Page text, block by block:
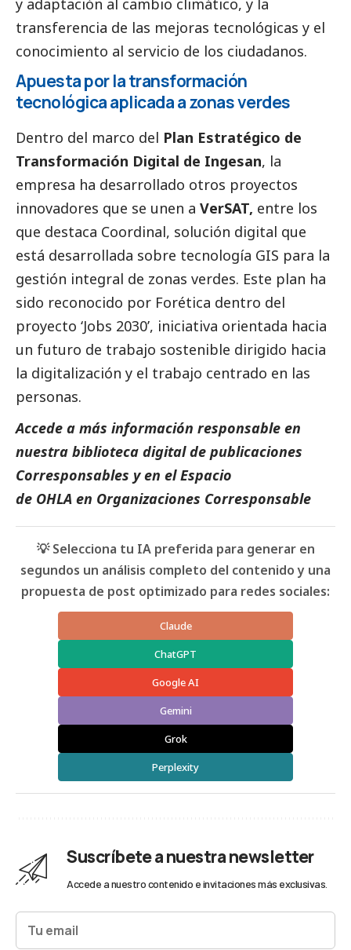
transferencia de las mejoras tecnológicas y el
conocimiento al servicio de los ciudadanos.
Apuesta por la transformación
tecnológica aplicada a zonas verdes
Dentro del marco del Plan Estratégico de
Transformación Digital de Ingesan, la
empresa ha desarrollado otros proyectos
innovadores que se unen a VerSAT, entre los
que destaca Coordinal, solución digital que
está desarrollada sobre tecnología GIS para la
gestión integral de zonas verdes. Este plan ha
sido reconocido por Forética dentro del
proyecto ‘Jobs 2030’, iniciativa orientada hacia
un futuro de trabajo sostenible dirigido hacia
la digitalización y el trabajo centrado en las
personas.
Accede a más información responsable en
nuestra biblioteca digital de publicaciones
Corresponsables y en el Espacio
de OHLA en Organizaciones Corresponsable
💡 Selecciona tu IA preferida para generar en
segundos un análisis completo del contenido y una
propuesta de post optimizado para redes sociales:
Claude
ChatGPT
Google AI
Gemini
Grok
Perplexity
Suscríbete a nuestra newsletter
Accede a nuestro contenido e invitaciones más exclusivas.